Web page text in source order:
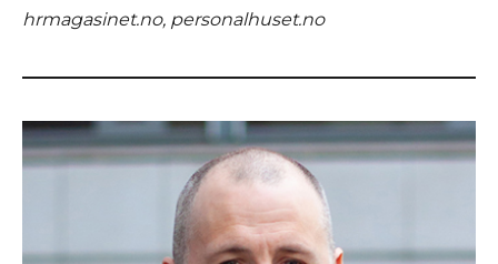
hrmagasinet.no, personalhuset.no